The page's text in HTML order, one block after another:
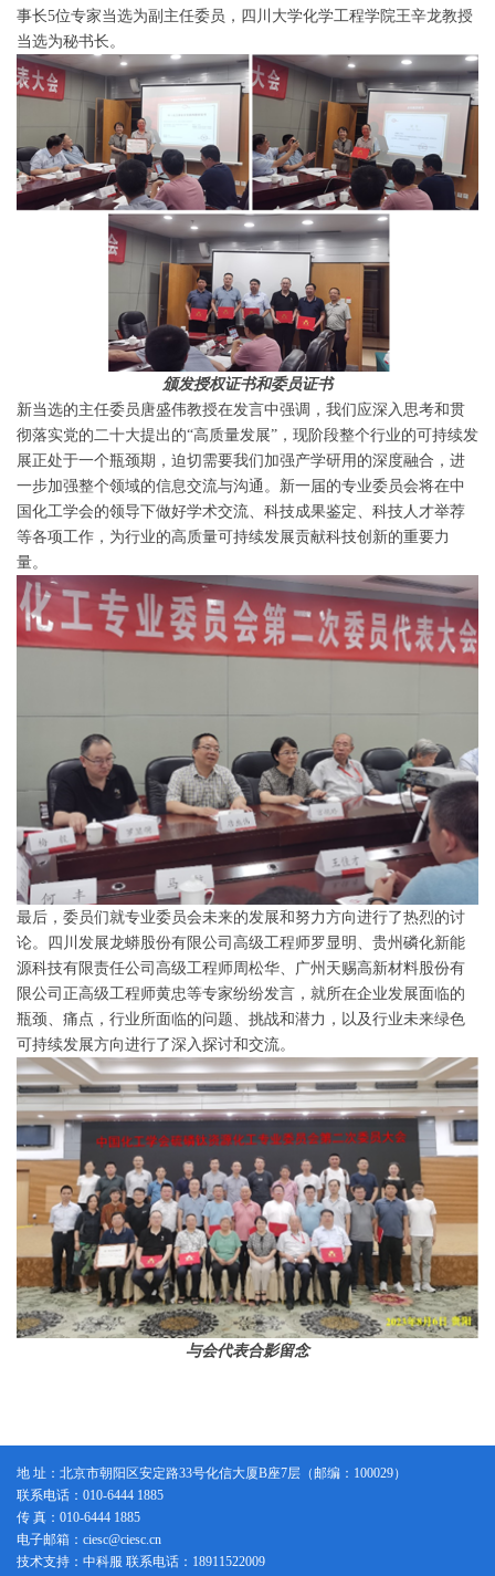
事长5位专家当选为副主任委员，四川大学化学工程学院王辛龙教授
当选为秘书长。
颁发授权证书和委员证书
新当选的主任委员唐盛伟教授在发言中强调，我们应深入思考和贯
彻落实党的二十大提出的“高质量发展”，现阶段整个行业的可持续发
展正处于一个瓶颈期，迫切需要我们加强产学研用的深度融合，进
一步加强整个领域的信息交流与沟通。新一届的专业委员会将在中
国化工学会的领导下做好学术交流、科技成果鉴定、科技人才举荐
等各项工作，为行业的高质量可持续发展贡献科技创新的重要力
量。
最后，委员们就专业委员会未来的发展和努力方向进行了热烈的讨
论。四川发展龙蟒股份有限公司高级工程师罗显明、贵州磷化新能
源科技有限责任公司高级工程师周松华、广州天赐高新材料股份有
限公司正高级工程师黄忠等专家纷纷发言，就所在企业发展面临的
瓶颈、痛点，行业所面临的问题、挑战和潜力，以及行业未来绿色
可持续发展方向进行了深入探讨和交流。
与会代表合影留念
地 址：北京市朝阳区安定路33号化信大厦B座7层（邮编：100029）
联系电话：010-6444 1885
传 真：010-6444 1885
电子邮箱：ciesc@ciesc.cn
技术支持：中科服 联系电话：18911522009